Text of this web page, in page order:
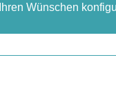
Wünschen